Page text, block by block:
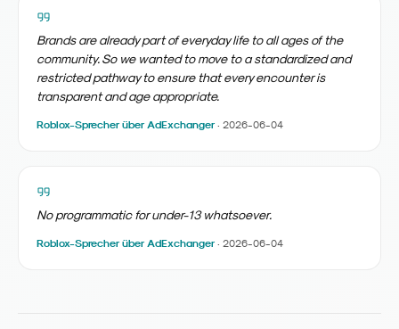
Brands are already part of everyday life to all ages of the
community. So we wanted to move to a standardized and
restricted pathway to ensure that every encounter is
transparent and age appropriate.
Roblox-Sprecher über AdExchanger · 2026-06-04
No programmatic for under-13 whatsoever.
Roblox-Sprecher über AdExchanger · 2026-06-04